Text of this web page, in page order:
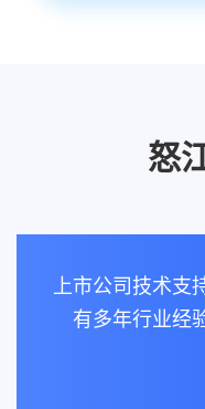
怒
上市公司技术支
有多年行业经